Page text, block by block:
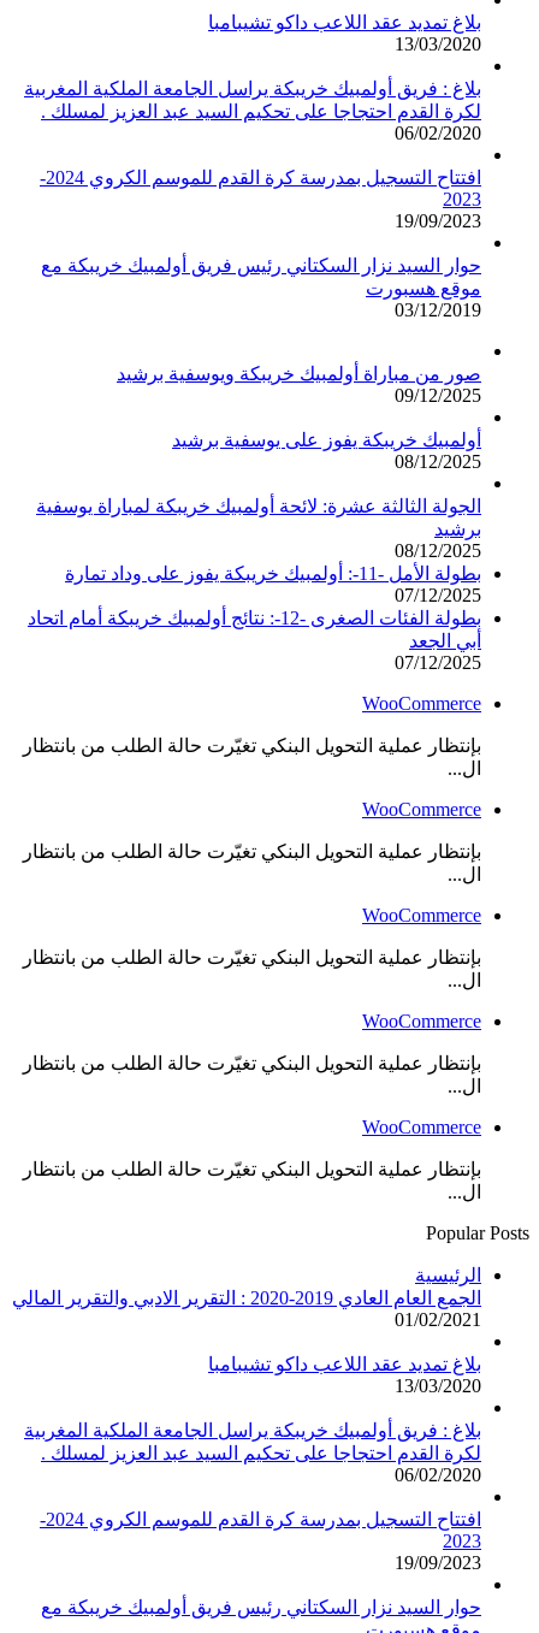
بلاغ تمديد عقد اللاعب داكو تشيبامبا
13/03/2020
بلاغ : فريق أولمبيك خريبكة يراسل الجامعة الملكية المغربية
لكرة القدم احتجاجا على تحكيم السيد عبد العزيز لمسلك .
06/02/2020
افتتاح التسجيل بمدرسة كرة القدم للموسم الكروي 2024-
2023
19/09/2023
حوار السيد نزار السكتاني رئيس فريق أولمبيك خريبكة مع
موقع هسبورت
03/12/2019
صور من مباراة أولمبيك خريبكة ويوسفية برشيد
09/12/2025
أولمبيك خريبكة يفوز على يوسفية برشيد
08/12/2025
الجولة الثالثة عشرة: لائحة أولمبيك خريبكة لمباراة يوسفية
برشيد
08/12/2025
بطولة الأمل -11-: أولمبيك خريبكة يفوز على وداد تمارة
07/12/2025
بطولة الفئات الصغرى -12-: نتائج أولمبيك خريبكة أمام اتحاد
أبي الجعد
07/12/2025
WooCommerce
بإنتظار عملية التحويل البنكي تغيّرت حالة الطلب من بانتظار
ال...
WooCommerce
بإنتظار عملية التحويل البنكي تغيّرت حالة الطلب من بانتظار
ال...
WooCommerce
بإنتظار عملية التحويل البنكي تغيّرت حالة الطلب من بانتظار
ال...
WooCommerce
بإنتظار عملية التحويل البنكي تغيّرت حالة الطلب من بانتظار
ال...
WooCommerce
بإنتظار عملية التحويل البنكي تغيّرت حالة الطلب من بانتظار
ال...
Popular Posts
الرئيسية
الجمع العام العادي 2019-2020 : التقرير الادبي والتقرير المالي
01/02/2021
بلاغ تمديد عقد اللاعب داكو تشيبامبا
13/03/2020
بلاغ : فريق أولمبيك خريبكة يراسل الجامعة الملكية المغربية
لكرة القدم احتجاجا على تحكيم السيد عبد العزيز لمسلك .
06/02/2020
افتتاح التسجيل بمدرسة كرة القدم للموسم الكروي 2024-
2023
19/09/2023
حوار السيد نزار السكتاني رئيس فريق أولمبيك خريبكة مع